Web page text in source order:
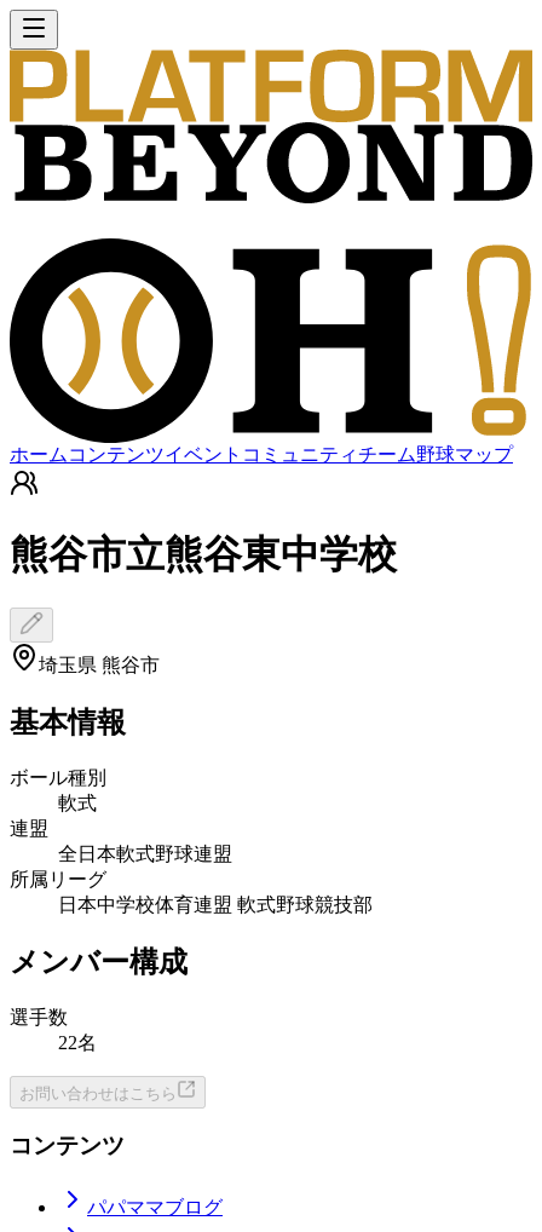
ホーム コンテンツイベント コミュニティチーム野球マップ
熊谷市立熊谷東中学校
埼玉県 熊谷市
基本情報
ボール種別
軟式
連盟
全日本軟式野球連盟
所属リーグ
日本中学校体育連盟 軟式野球競技部
メンバー構成
選手数
22名
お問い合わせはこちら
コンテンツ
パパママブログ